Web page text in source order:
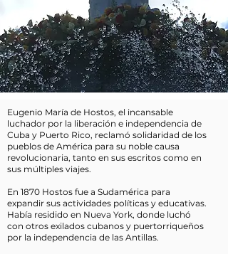
Eugenio María de Hostos, el incansable
luchador por la liberación e independencia de
Cuba y Puerto Rico, reclamó solidaridad de los
pueblos de América para su noble causa
revolucionaria, tanto en sus escritos como en
sus múltiples viajes.
En 1870 Hostos fue a Sudamérica para
expandir sus actividades políticas y educativas.
Había residido en Nueva York, donde luchó
con otros exilados cubanos y puertorriqueños
por la independencia de las Antillas.